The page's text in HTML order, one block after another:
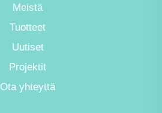
Meistä
Tuotteet
Uutiset
Projektit
Ota yhteyttä